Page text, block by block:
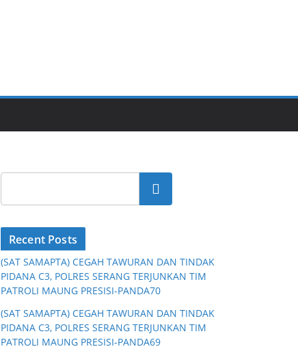
Cari
Recent Posts
(SAT SAMAPTA) CEGAH TAWURAN DAN TINDAK
PIDANA C3, POLRES SERANG TERJUNKAN TIM
PATROLI MAUNG PRESISI-PANDA70
(SAT SAMAPTA) CEGAH TAWURAN DAN TINDAK
PIDANA C3, POLRES SERANG TERJUNKAN TIM
PATROLI MAUNG PRESISI-PANDA69